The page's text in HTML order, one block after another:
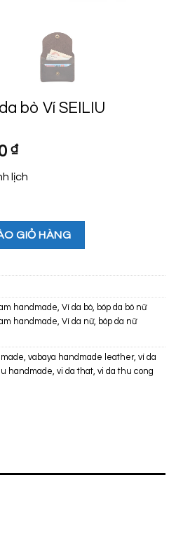
bò Ví SEILIU
₫Giá
tại
200.000 ₫.
lịch
số lượng
GIỎ HÀNG
handmade, Ví da bò, bóp da bò nữ
handmade, Ví da nữ, bóp da nữ
, vabaya handmade leather, ví da
handmade, vi da that, vi da thu cong